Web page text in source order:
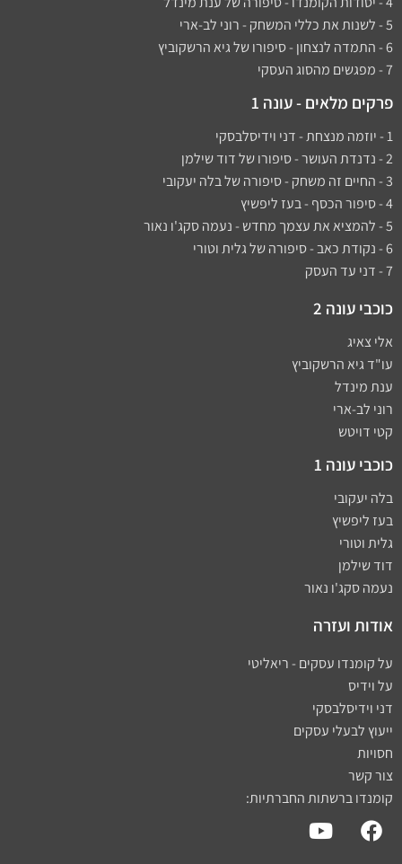
5 - לשנות את כללי המשחק - רוני לב-ארי
6 - התמדה לנצחון - סיפורו של גיא הרשקוביץ
7 - מפגשים מהסוג העסקי
פרקים מלאים - עונה 1
1 - יוזמה מנצחת - דני וידיסלבסקי
2 - נדנדת העושר - סיפורו של דוד שילמן​
3 - החיים זה משחק - סיפורה של בלה יעקובי
4 - סיפור הכסף - בעז ליפשיץ
5 - להמציא את עצמך מחדש - נעמה סקג'ו נאור
6 - נקודת כאב - סיפורה של גלית וטורי
7 - דני עד העסק
כוכבי עונה 2
אלי צאיג
עו"ד גיא הרשקוביץ
ענת מינדל
רוני לב-ארי
קטי דויטש
כוכבי עונה 1
בלה יעקובי
בעז ליפשיץ
גלית וטורי
דוד שילמן
נעמה סקג'ו נאור
אודות ועזרה
על קומנדו עסקים - ריאליטי
על וידיס
דני וידיסלבסקי
ייעוץ לבעלי עסקים
חסויות
צור קשר
קומנדו ברשתות החברתיות: